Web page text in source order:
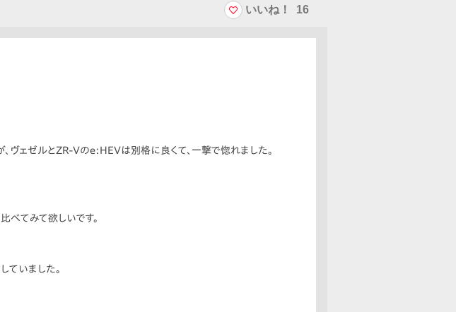
いいね！ 16
ヴェゼルとZR-Vのe:HEVは別格に良くて、一撃で惚れました。
べてみて欲しいです。
ていました。